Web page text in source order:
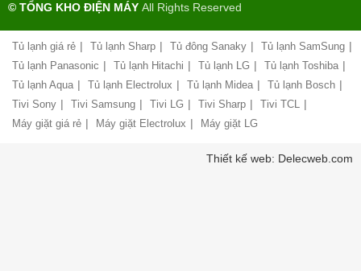
ty
Chính
sách
bảo
hành
vận
chuyển
đổi
hóa
Chính
sách
nhận
© TỔNG KHO ĐIỆN MÁY All Rights Reserved
Tủ lạnh giá rẻ | Tủ lạnh Sharp | Tủ đông Sanaky | Tủ lạnh SamSung |
Tủ lạnh Panasonic | Tủ lạnh Hitachi | Tủ lạnh LG | Tủ lạnh Toshiba |
Tủ lạnh Aqua | Tủ lạnh Electrolux | Tủ lạnh Midea | Tủ lạnh Bosch |
Tivi Sony | Tivi Samsung | Tivi LG | Tivi Sharp | Tivi TCL |
Máy giặt giá rẻ | Máy giặt Electrolux | Máy giặt LG
Thiết kế web: Delecweb.com